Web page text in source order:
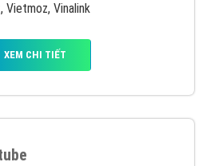
Vietmoz, Vinalink
XEM CHI TIẾT